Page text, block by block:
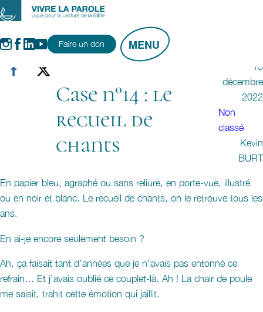
Aller
au
contenu
Instagram
Facebook
LinkedIn
YouTube
Faire un don
Case n°14 : le
recueil de
chants
15
décembre
2022
Non
classé
Kevin
BURT
En papier bleu, agraphé ou sans reliure, en porte-vue, illustré
ou en noir et blanc. Le recueil de chants, on le retrouve tous les
ans.
En ai-je encore seulement besoin ?
Ah, ça faisait tant d’années que je n’avais pas entonné ce
refrain… Et j’avais oublié ce couplet-là. Ah ! La chair de poule
me saisit, trahit cette émotion qui jaillit.